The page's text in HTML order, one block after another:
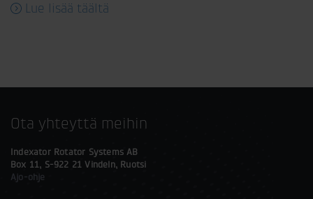
Lue lisää täältä
Ota yhteyttä meihin
Indexator Rotator Systems AB
Box 11, S-922 21 Vindeln, Ruotsi
Ajo-ohje